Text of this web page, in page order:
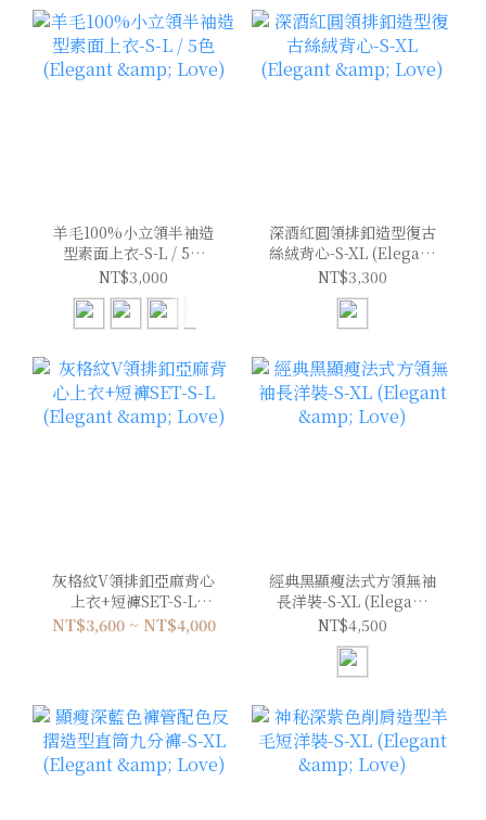
羊毛100%小立領半袖造
型素面上衣-S-L / 5色
(Elegant & Love)
NT$3,000
深酒紅圓領排釦造型復古
絲絨背心-S-XL (Elegant
& Love)
NT$3,300
灰格紋V領排釦亞麻背心
上衣+短褲SET-S-L
(Elegant & Love)
NT$3,600 ~ NT$4,000
經典黑顯瘦法式方領無袖
長洋裝-S-XL (Elegant
& Love)
NT$4,500